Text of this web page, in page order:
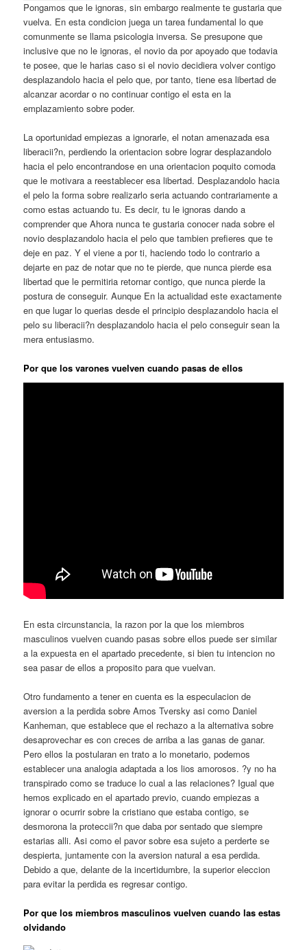
Pongamos que le ignoras, sin embargo realmente te gustaria que
vuelva. En esta condicion juega un tarea fundamental lo que
comunmente se llama psicologia inversa. Se presupone que
inclusive que no le ignoras, el novio da por apoyado que todavia
te posee, que le harias caso si el novio decidiera volver contigo
desplazandolo hacia el pelo que, por tanto, tiene esa libertad de
alcanzar acordar o no continuar contigo el esta en la
emplazamiento sobre poder.
La oportunidad empiezas a ignorarle, el notan amenazada esa
liberacii?n, perdiendo la orientacion sobre lograr desplazandolo
hacia el pelo encontrandose en una orientacion poquito comoda
que le motivara a reestablecer esa libertad. Desplazandolo hacia
el pelo la forma sobre realizarlo seria actuando contrariamente a
como estas actuando tu. Es decir, tu le ignoras dando a
comprender que Ahora nunca te gustaria conocer nada sobre el
novio desplazandolo hacia el pelo que tambien prefieres que te
deje en paz. Y el viene a por ti, haciendo todo lo contrario a
dejarte en paz de notar que no te pierde, que nunca pierde esa
libertad que le permitiria retornar contigo, que nunca pierde la
postura de conseguir. Aunque En la actualidad este exactamente
en que lugar lo querias desde el principio desplazandolo hacia el
pelo su liberacii?n desplazandolo hacia el pelo conseguir sean la
mera entusiasmo.
Por que los varones vuelven cuando pasas de ellos
En esta circunstancia, la razon por la que los miembros
masculinos vuelven cuando pasas sobre ellos puede ser similar
a la expuesta en el apartado precedente, si bien tu intencion no
sea pasar de ellos a proposito para que vuelvan.
Otro fundamento a tener en cuenta es la especulacion de
aversion a la perdida sobre Amos Tversky asi como Daniel
Kanheman, que establece que el rechazo a la alternativa sobre
desaprovechar es con creces de arriba a las ganas de ganar.
Pero ellos la postularan en trato a lo monetario, podemos
establecer una analogia adaptada a los lios amorosos. ?y no ha
transpirado como se traduce lo cual a las relaciones? Igual que
hemos explicado en el apartado previo, cuando empiezas a
ignorar o ocurrir sobre la cristiano que estaba contigo, se
desmorona la proteccii?n que daba por sentado que siempre
estarias alli. Asi como el pavor sobre esa sujeto a perderte se
despierta, juntamente con la aversion natural a esa perdida.
Debido a que, delante de la incertidumbre, la superior eleccion
para evitar la perdida es regresar contigo.
Por que los miembros masculinos vuelven cuando las estas
olvidando